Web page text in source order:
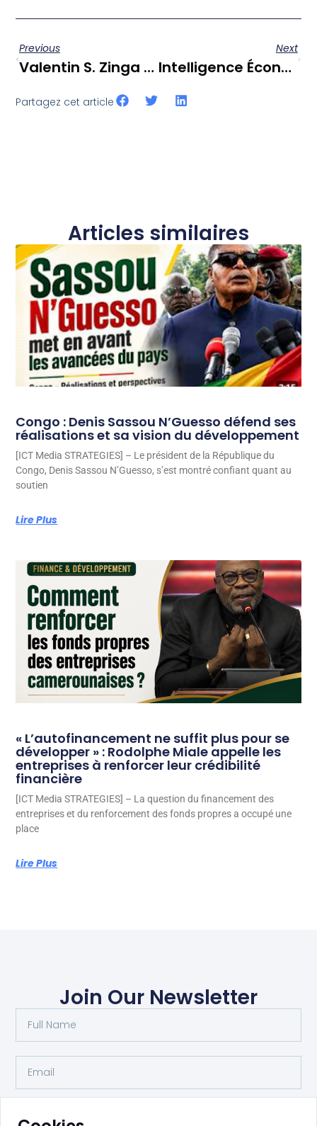
Previous
Valentin S. Zinga Face À La BD Sur Paul Biya : Marquer Les Esprits Et S’imposer Dans Les Librairies [
Next
Intelligence Économique : « Les Jolies Dames Et Les Beaux Hommes Sont Aussi Des Ressources Diplomatiques », Affirme Le Dr Owona Wolfgang Fernand Jr.
Partagez cet article
Articles similaires
Congo : Denis Sassou N’Guesso défend ses
réalisations et sa vision du développement
[ICT Media STRATEGIES] – Le président de la République du
Congo, Denis Sassou N’Guesso, s’est montré confiant quant au
soutien
Lire Plus
« L’autofinancement ne suffit plus pour se
développer » : Rodolphe Miale appelle les
entreprises à renforcer leur crédibilité
financière
[ICT Media STRATEGIES] – La question du financement des
entreprises et du renforcement des fonds propres a occupé une
place
Lire Plus
Join Our Newsletter